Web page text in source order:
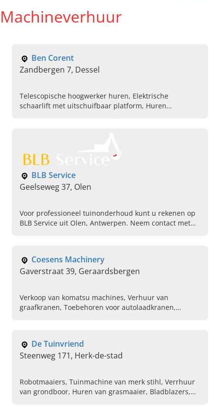
Machineverhuur
Ben Corent
Zandbergen 7, Dessel
Telescopische hoogwerker huren, Elektrische
schaarlift met uitschuifbaar platform, Huren
merken, Breed assortiment professionele hoogwerkers
BLB Service
Geelseweg 37, Olen
Voor professioneel tuinonderhoud kunt u rekenen op
BLB Service uit Olen, Antwerpen. Neem contact met
Coesens Machinery
Gaverstraat 39, Geraardsbergen
Verkoop van komatsu machines, Verhuur van
graafkranen, Toebehoren voor autolaadkranen,
De Tuinvriend
Steenweg 171, Herk-de-stad
Robotmaaiers, Tuinmachine van merk stihl, Verrhuur
van grondboor, Huren van grasmaaier, Bladblazers,